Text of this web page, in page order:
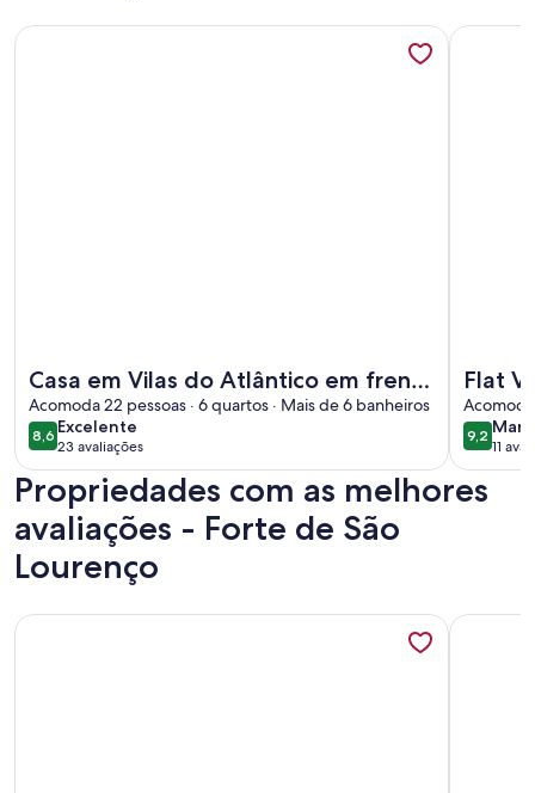
Casa em Vilas do Atlântico em frente
ao mar com seis suítes climatizadas
Acomoda 22 pessoas · 6 quartos · Mais de 6 banheiros
8,68,6 de 10
Excelente
excelente
23 avaliações
(23
avaliações)
Mais informações sobre Casa em Vilas do Atlântico em
Flat
Acomoda
9,29,2 de
11
Mais
Propriedades com as melhores
avaliações - Forte de São
Lourenço
Mais informações sobre Belo apt próximo ao Farol da
Mais